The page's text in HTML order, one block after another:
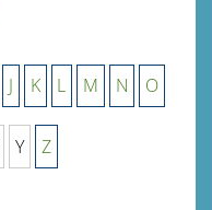
J K L M N O
Y Z